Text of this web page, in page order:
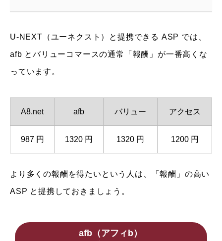
U-NEXT（ユーネクスト）と提携できる ASP では、
afb とバリューコマースの通常「報酬」が一番高くな
っています。
A8.net afb バリュー アクセス
987 円 1320 円 1320 円 1200 円
より多くの報酬を得たいという人は、「報酬」の高い
ASP と提携しておきましょう。
afb（アフィb）